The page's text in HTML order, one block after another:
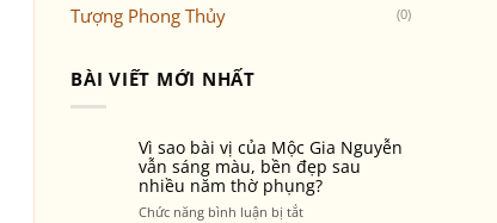
Tượng Phong Thủy (0)
BÀI VIẾT MỚI NHẤT
Vì sao bài vị của Mộc Gia Nguyễn
vẫn sáng màu, bền đẹp sau
nhiều năm thờ phụng?
Chức năng bình luận bị tắtở